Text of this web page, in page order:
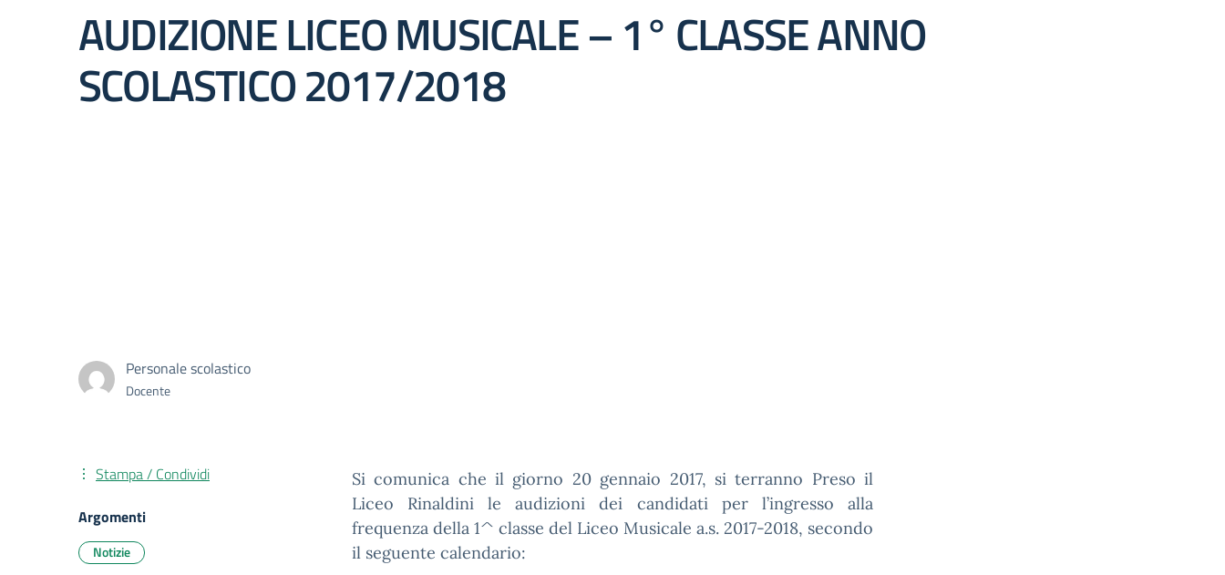
AUDIZIONE LICEO MUSICALE – 1° CLASSE ANNO
SCOLASTICO 2017/2018
Personale scolastico
Docente
Si comunica che il giorno 20 gennaio 2017, si terranno Preso il
Liceo Rinaldini le audizioni dei candidati per l’ingresso alla
frequenza della 1^ classe del Liceo Musicale a.s. 2017-2018, secondo
il seguente calendario:
Stampa / Condividi
Argomenti
Notizie